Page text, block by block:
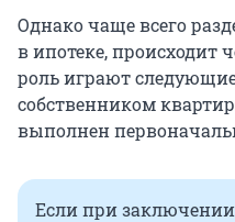
Однако чаще всего
в ипотеке, происходит
роль играют
собственником
выполнен
Если при